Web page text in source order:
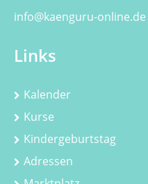
info@kaenguru-online.de
Links
Kalender
Kurse
Kindergeburtstag
Adressen